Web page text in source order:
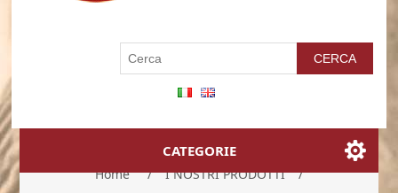
CATEGORIE
Home / I NOSTRI PRODOTTI
/